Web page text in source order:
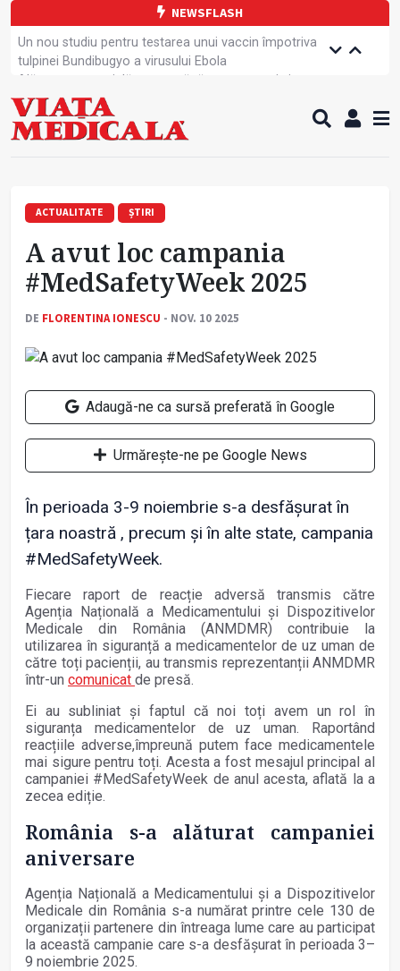
NEWSFLASH
Un nou studiu pentru testarea unui vaccin împotriva
tulpinei Bundibugyo a virusului Ebola
Alăptarea, esențială pentru sănătatea mamei și
copilului
Cartea electronică de identitate, noul card de
sănătate
A fost elaborată metodologia de screening pentru
Tratamentul cancerului pulmonar „nu mai este
Contractul cadru ar putea fi modificat
ACTUALITATE ȘTIRI
A avut loc campania
#MedSafetyWeek 2025
DE FLORENTINA IONESCU - NOV. 10 2025
Adaugă-ne ca sursă preferată în Google
Urmărește-ne pe Google News
În perioada 3-9 noiembrie s-a desfășurat în
țara noastră , precum și în alte state, campania
#MedSafetyWeek.
Fiecare raport de reacție adversă transmis către
Agenția Națională a Medicamentului și Dispozitivelor
Medicale din România (ANMDMR) contribuie la
utilizarea în siguranță a medicamentelor de uz uman de
către toți pacienții, au transmis reprezentanții ANMDMR
într-un comunicat de presă.
Ei au subliniat și faptul că noi toți avem un rol în
siguranța medicamentelor de uz uman. Raportând
reacțiile adverse,împreună putem face medicamentele
mai sigure pentru toți. Acesta a fost mesajul principal al
campaniei #MedSafetyWeek de anul acesta, aflată la a
zecea ediție.
România s-a alăturat campaniei
aniversare
Agenția Națională a Medicamentului și a Dispozitivelor
Medicale din România s-a numărat printre cele 130 de
organizații partenere din întreaga lume care au participat
la această campanie care s-a desfășurat în perioada 3–
9 noiembrie 2025.